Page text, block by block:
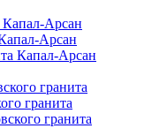
Капал-Арсан
Арсан
Капал-Арсан
гранита
гранита
гранита